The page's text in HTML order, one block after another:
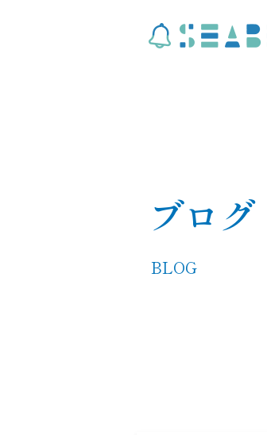
ブログ
BLOG